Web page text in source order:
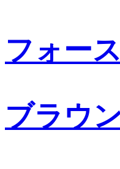
フォー
ブラウ